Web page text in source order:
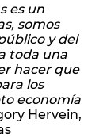
es un
somos
y del
toda una
hacer que
los
economía
Hervein,